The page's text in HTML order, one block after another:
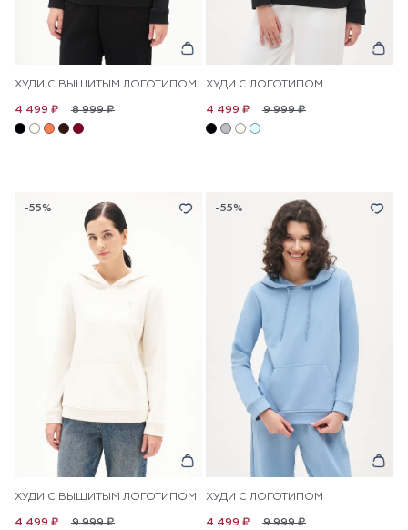
ХУДИ С ВЫШИТЫМ ЛОГОТИПОМ
8 999 ₽
4 499 ₽
ХУДИ С ЛОГОТИПОМ
9 999 ₽
4 499 ₽
-55%
ХУДИ С ВЫШИТЫМ ЛОГОТИПОМ
9 999 ₽
4 499 ₽
-55%
ХУДИ С ЛОГОТИПОМ
9 999 ₽
4 499 ₽